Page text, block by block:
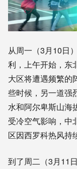
从周一（3月10日
利，上午开始，东
大区将遭遇频繁的
些时候，另一道强
水和阿尔卑斯山海
受冷空气影响，中
区因西罗科热风持
到了周二（3月11